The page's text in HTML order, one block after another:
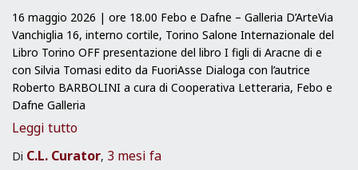
16 maggio 2026 | ore 18.00 Febo e Dafne – Galleria D’ArteVia
Vanchiglia 16, interno cortile, Torino Salone Internazionale del
Libro Torino OFF presentazione del libro I figli di Aracne di e
con Silvia Tomasi edito da FuoriAsse Dialoga con l’autrice
Roberto BARBOLINI a cura di Cooperativa Letteraria, Febo e
Dafne Galleria
Leggi tutto
Di C.L. Curator, 3 mesi fa